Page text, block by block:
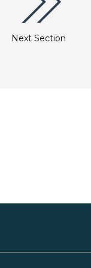
Next Section